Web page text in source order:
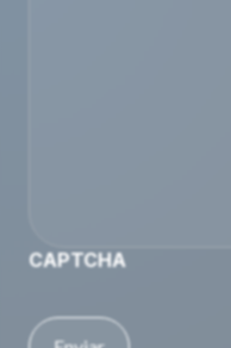
CAPTCHA